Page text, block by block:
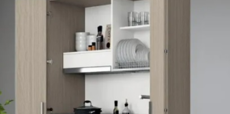
Cucine a Scomparsa
Contract